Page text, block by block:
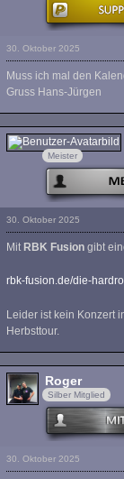
30. Oktober 2025
Muss ich mal den
Gruss Hans-Jürgen
purple-dirk
Meister
30. Oktober 2025
Mit RBK Fusion gibt
rbk-fusion.de/die-
Leider ist kein Konzert
Herbsttour.
Roger
Silber Mitglied
30. Oktober 2025